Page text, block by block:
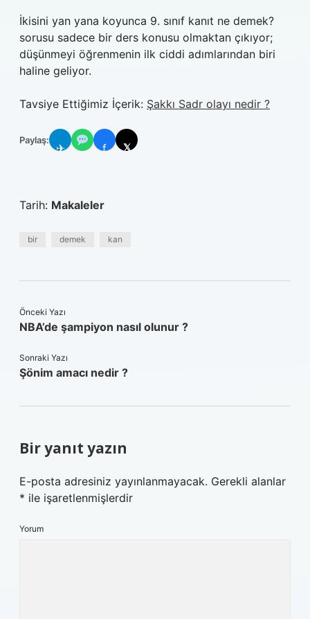
İkisini yan yana koyunca 9. sınıf kanıt ne demek?
sorusu sadece bir ders konusu olmaktan çıkıyor;
düşünmeyi öğrenmenin ilk ciddi adımlarından biri
haline geliyor.
Tavsiye Ettiğimiz İçerik: Şakkı Sadr olayı nedir ?
Paylaş:
✈ f 𝕏
Tarih: Makaleler
bir demek kan
Önceki Yazı
NBA’de şampiyon nasıl olunur ?
Sonraki Yazı
Şönim amacı nedir ?
Bir yanıt yazın
E-posta adresiniz yayınlanmayacak. Gerekli alanlar
* ile işaretlenmişlerdir
Yorum